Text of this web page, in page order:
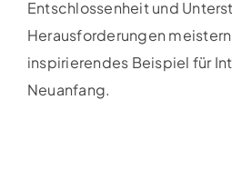
Entschlossenheit und
Herausforderungen meistern
inspirierendes Beispiel für
Neuanfang.